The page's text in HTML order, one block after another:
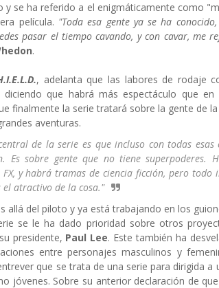
y se ha referido a el enigmáticamente como
película. "Toda esa gente ya se ha
pasar el tiempo cavando, y con cavar, me
.
, adelanta que las labores de rodaje
que habrá más espectáculo que en
finalmente la serie tratará sobre la gente de
aventuras.
de la serie es que incluso con todas esas
Es sobre gente que no tiene superpoderes.
FX, y habrá tramas de ciencia ficción, pero
el atractivo de la cosa."
allá del piloto y ya está trabajando en los
se le ha dado prioridad sobre otros
presidente, Paul Lee. Este también ha
entre personajes masculinos y
que se trata de una serie para dirigida a
jóvenes. Sobre su anterior declaración de